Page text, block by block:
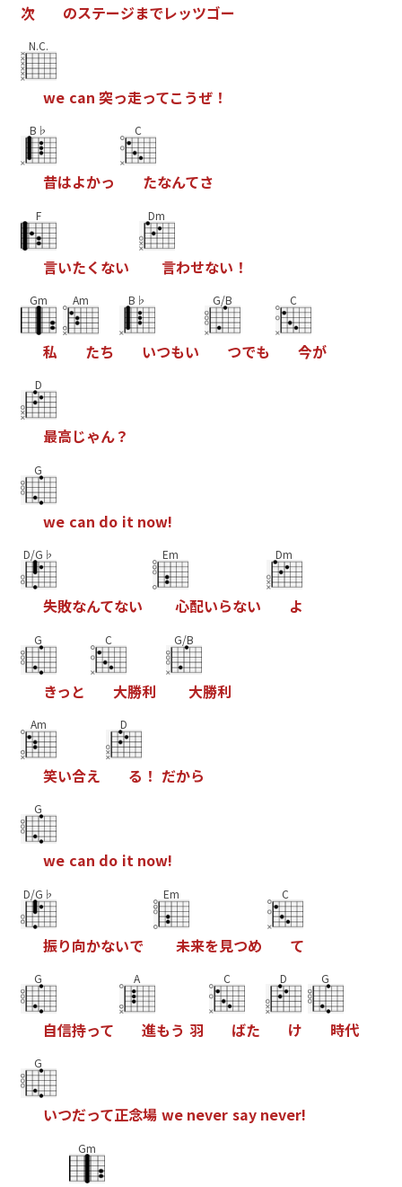
次 のステージまでレッツゴー
N.C.
we can 突っ走ってこ うぜ ！
B♭
昔はよかっ
C
たなんてさ
F
言いたく ない
Dm
言わせない ！
Gm
私
Am
たち
B♭
いつもい
G/B
つでも
C
今が
D
最高じゃん？
G
we can do it now!
D/G♭
失敗なんてない
Em
心配いらない
Dm
よ
G
きっ と
C
大勝利
G/B
大勝利
Am
笑い合え
D
る ！ だから
G
we can do it now!
D/G♭
振り向かないで
Em
未来を見つめ
C
て
G
自信持って
A
進もう 羽
C
ばた
D
け
G
時代
G
いつだって正念場 we never say never!
Gm